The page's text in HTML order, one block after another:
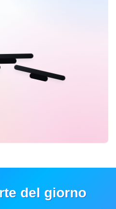
del giorno